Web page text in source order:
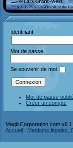
Identifiant
Mot de passe
Se souvenir de moi
Mot de passe
Créer un compte
MagicCorporation.com
Accueil | Mentions légales,